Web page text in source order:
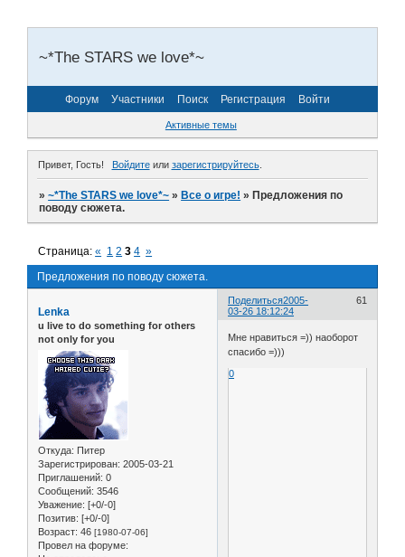
~*The STARS we love*~
Форум Участники Поиск Регистрация Войти
Активные темы
Привет, Гость! Войдитеили зарегистрируйтесь.
»~*The STARS we love*~ »Все о игре! »Предложения по
поводу сюжета.
Предложения по поводу сюжета.
Страница:« 1 2 3 4 »
Поделиться 61
2005-
03-26 18:12:24
Lenka
u live to do something for others
not only for you
Откуда: Питер
Зарегистрирован: 2005-03-21
Приглашений: 0
Сообщений: 3546
Уважение: [+0/-0]
Позитив: [+0/-0]
Возраст: 46 [1980-07-06]
Провел на форуме:
Мне нравиться =)) наоборот
спасибо =)))
0